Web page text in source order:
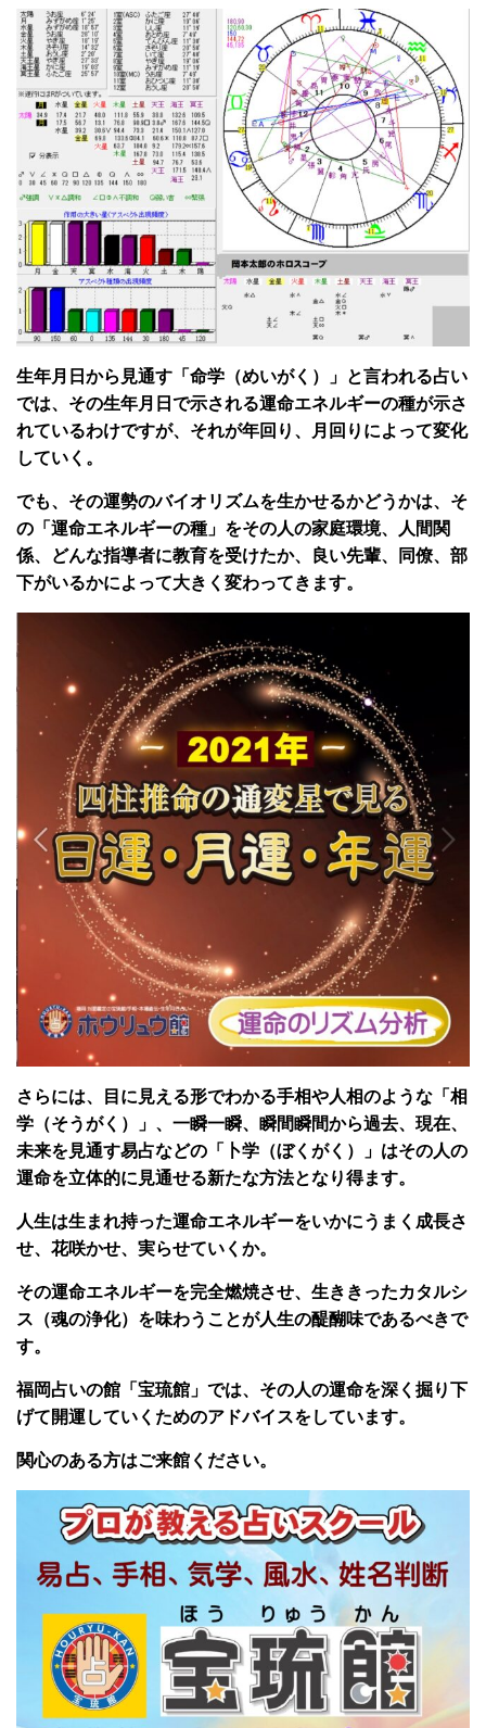
生年月日から見通す「命学（めいがく）」と言われる占い
では、その生年月日で示される運命エネルギーの種が示さ
れているわけですが、それが年回り、月回りによって変化
していく。
でも、その運勢のバイオリズムを生かせるかどうかは、そ
の「運命エネルギーの種」をその人の家庭環境、人間関
係、どんな指導者に教育を受けたか、良い先輩、同僚、部
下がいるかによって大きく変わってきます。
さらには、目に見える形でわかる手相や人相のような「相
学（そうがく）」、一瞬一瞬、瞬間瞬間から過去、現在、
未来を見通す易占などの「卜学（ぼくがく）」はその人の
運命を立体的に見通せる新たな方法となり得ます。
人生は生まれ持った運命エネルギーをいかにうまく成長さ
せ、花咲かせ、実らせていくか。
その運命エネルギーを完全燃焼させ、生ききったカタルシ
ス（魂の浄化）を味わうことが人生の醍醐味であるべきで
す。
福岡占いの館「宝琉館」では、その人の運命を深く掘り下
げて開運していくためのアドバイスをしています。
関心のある方はご来館ください。